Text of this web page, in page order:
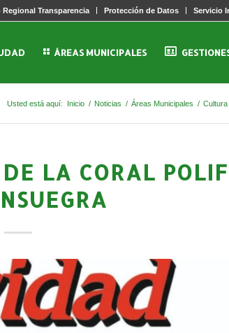
Regional Transparencia Protección de Datos Servicio
ÁREAS MUNICIPALES
Usted está aquí: Inicio / Noticias / Áreas Municipales / Cultura
LA CORAL